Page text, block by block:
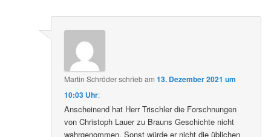
Martin Schröderschriebam13. Dezember 2021 um
10:03 Uhr:
Anscheinend hat Herr Trischler die Forschnungen
von Christoph Lauer zu Brauns Geschichte nicht
wahrgenommen. Sonst würde er nicht die üblichen